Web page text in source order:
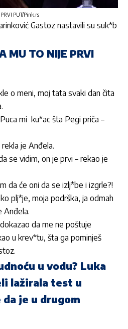
PRVI PUT/Pink.rs
Gastoz nastavili su suk*b
MU TO NIJE PRVI
o meni, moj tata svaki dan čita
mi ku*ac šta Pegi priča –
je Anđela.
se vidim, on je prvi – rekao je
da će oni da se izlj*be i izgrle?!
plj*je, moja podrška, ja odmah
Anđela.
da me ne poštuje
u krev*tu, šta ga pominješ
u vodu? Luka
lažirala test u
je u drugom